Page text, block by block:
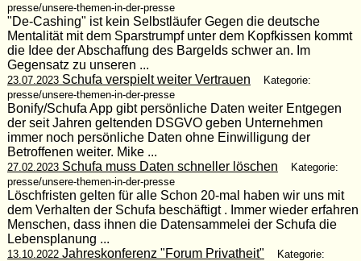
presse/unsere-themen-in-der-presse
"De-Cashing" ist kein Selbstläufer Gegen die deutsche
Mentalität mit dem Sparstrumpf unter dem Kopfkissen kommt
die Idee der Abschaffung des Bargelds schwer an. Im
Gegensatz zu unseren ...
23.07.2023Schufa verspielt weiter Vertrauen
Kategorie:
presse/unsere-themen-in-der-presse
Bonify/Schufa App gibt persönliche Daten weiter Entgegen
der seit Jahren geltenden DSGVO geben Unternehmen
immer noch persönliche Daten ohne Einwilligung der
Betroffenen weiter. Mike ...
27.02.2023Schufa muss Daten schneller löschen
Kategorie:
presse/unsere-themen-in-der-presse
Löschfristen gelten für alle Schon 20-mal haben wir uns mit
dem Verhalten der Schufa beschäftigt . Immer wieder erfahren
Menschen, dass ihnen die Datensammelei der Schufa die
Lebensplanung ...
13.10.2022Jahreskonferenz "Forum Privatheit"
Kategorie: